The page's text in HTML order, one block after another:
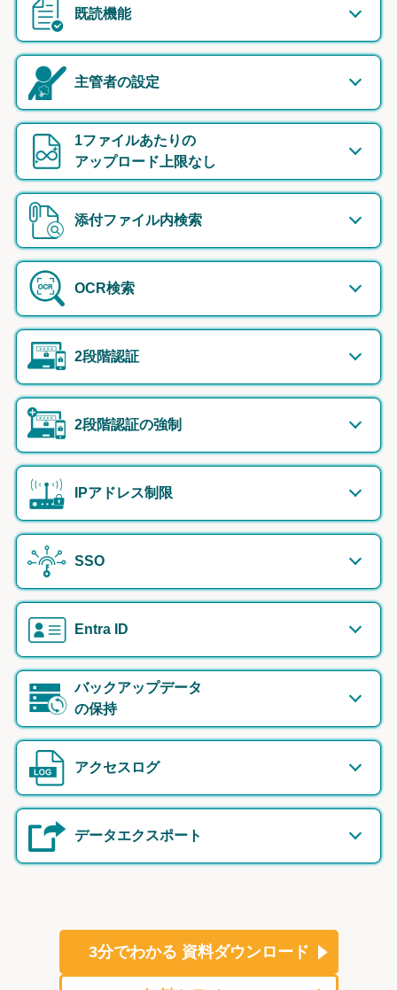
既読機能
主管者の設定
1ファイルあたりの
アップロード上限なし
添付ファイル内検索
OCR検索
2段階認証
2段階認証の強制
IPアドレス制限
SSO
Entra ID
バックアップデータ
の保持
アクセスログ
データエクスポート
3分でわかる 資料ダウンロード